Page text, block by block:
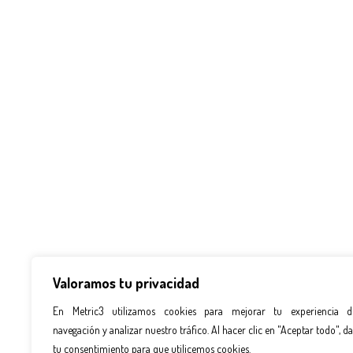
Valoramos tu privacidad
En Metric3 utilizamos cookies para mejorar tu experiencia
navegación y analizar nuestro tráfico. Al hacer clic en "Aceptar todo",
tu consentimiento para que utilicemos cookies.